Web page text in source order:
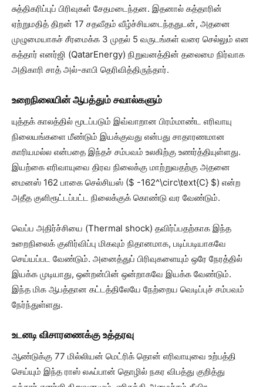
சுத்திகரிப்புப் பிரிவுகள் சேதமடைந்தன. இதனால் கத்தாரின்
ஏற்றுமதித் திறன் 17 சதவீதம் வீழ்ச்சியடைந்ததுடன், அதனை
முழுமையாகச் சீரமைக்க 3 முதல் 5 வருடங்கள் வரை செல்லும் என
கத்தார் எனர்ஜி (QatarEnergy) நிறுவனத்தின் தலைமை நிர்வாக
அதிகாரி சாத் அல்-காபி தெரிவித்திருந்தார்.
உறைநிலையின் ஆபத்தும் சவால்களும்
யுத்தக் காலத்தில் மூடப்படும் இவ்வாறான பிரம்மாண்ட எரிவாயு
நிலையங்களை மீண்டும் இயக்குவது என்பது சாதாரணமான
காரியமல்ல என்பதை இந்தச் சம்பவம் உலகிற்கு உணர்த்தியுள்ளது.
இயற்கை எரிவாயுவை திரவ நிலைக்கு மாற்றுவதற்கு அதனை
மைனஸ் 162 பாகை செல்சியஸ் ($ -162^\circ\text{C} $) என்ற
அதீத குளிரூட்டப்பட்ட நிலைக்குக் கொண்டு வர வேண்டும்.
வெப்ப அதிர்ச்சியை (Thermal shock) தவிர்ப்பதற்காக இந்த
உறைநிலைக் குளிர்விப்பு மிகவும் நிதானமாக, படிப்படியாகவே
செய்யப்பட வேண்டும். அனைத்துப் பிரிவுகளையும் ஒரே நேரத்தில்
இயக்க முடியாது, ஒன்றன்பின் ஒன்றாகவே இயக்க வேண்டும்.
இந்த மிக ஆபத்தான கட்டத்திலேயே நேற்றைய வெடிப்புச் சம்பவம்
நேர்ந்துள்ளது.
உடனடி விசாரணைக்கு உத்தரவு
ஆண்டுக்கு 77 மில்லியன் மெட்ரிக் தொன் எரிவாயுவை உற்பத்தி
செய்யும் இந்த ராஸ் லஃப்பான் தொழில் நகர விபத்து குறித்து